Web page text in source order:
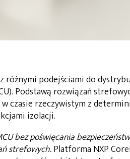
różnymi podejściami do
Podstawą rozwiązań
czasie rzeczywistym z
izolacji.
bez poświęcania
strefowych.Platforma NXP